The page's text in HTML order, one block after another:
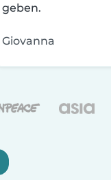
geben.
Giovanna